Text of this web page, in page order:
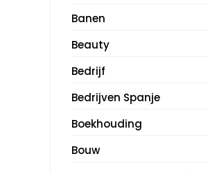
Banen
Beauty
Bedrijf
Bedrijven Spanje
Boekhouding
Bouw